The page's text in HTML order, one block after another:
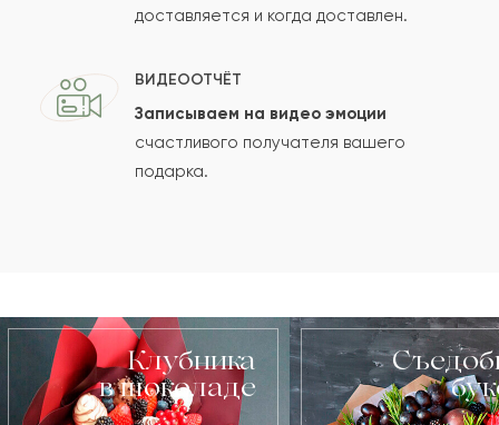
доставляется и когда доставлен.
ВИДЕООТЧЁТ
Записываем на видео эмоции
счастливого получателя вашего
подарка.
Клубника
в шоколаде